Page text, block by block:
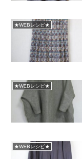
★WEBレシピ★
★WEBレシピ★
★WEBレシピ★